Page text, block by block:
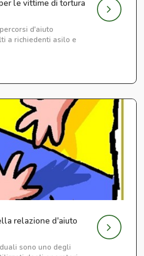
le vittime di tortura
d'aiuto
a richiedenti asilo e
relazione d'aiuto
sono uno degli